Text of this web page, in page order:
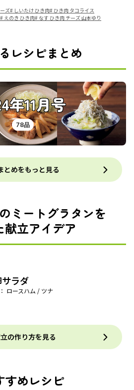
ズ# しいたけ ひき肉# ひき肉 タコライス
# えのき ひき肉# なす ひき肉 チーズ 山本ゆり
レシピまとめ
年11月号
78品
とめをもっと見る
ミートグラタンを
献立アイデア
ラダ
ロースハム / ツナ
の作り方を見る
すめレシピ